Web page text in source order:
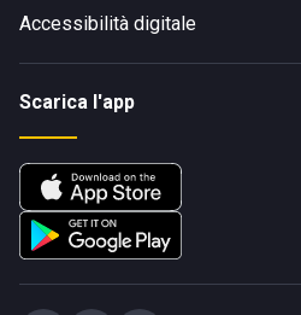
Accessibilità digitale
Scarica l'app